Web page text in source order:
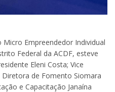
Empreendedor Individual
Federal da ACDF, esteve
Eleni Costa; Vice
de Fomento Siomara
e Capacitação Janaína